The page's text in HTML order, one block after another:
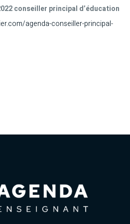
conseiller principal d’éducation
agenda-conseiller-principal-